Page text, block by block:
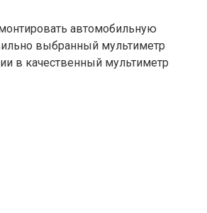
автомобильную
выбранный мультиметр
в качественный мультиметр